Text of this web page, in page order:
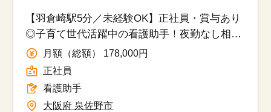
【羽倉崎駅5分／未経験OK】正社員・賞与あり
◎子育て世代活躍中の看護助手！夜勤なし相談
可＆働きやすさ充実♪
月額（総額） 178,000円
正社員
看護助手
大阪府 泉佐野市